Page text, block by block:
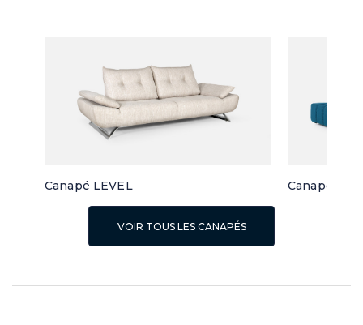
Canapé LEVEL Canapé
VOIR TOUS LES CANAPÉS